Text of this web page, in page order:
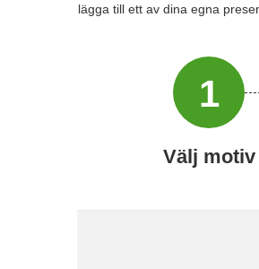
lägga till ett av dina egna
1
Välj motiv